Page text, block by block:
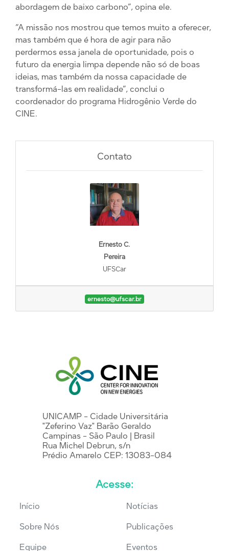
abordagem de baixo carbono”, opina ele.
“A missão nos mostrou que temos muito a oferecer,
mas também que é hora de agir para não
perdermos essa janela de oportunidade, pois o
futuro da energia limpa depende não só de boas
ideias, mas também da nossa capacidade de
transformá-las em realidade”, conclui o
coordenador do programa Hidrogênio Verde do
CINE.
Contato
Ernesto C.
Pereira
UFSCar
ernesto@ufscar.br
UNICAMP - Cidade Universitária
"Zeferino Vaz" Barão Geraldo
Campinas - São Paulo | Brasil
Rua Michel Debrun, s/n
Prédio Amarelo CEP: 13083-084
Acesse:
Início
Sobre Nós
Equipe
Notícias
Publicações
Eventos